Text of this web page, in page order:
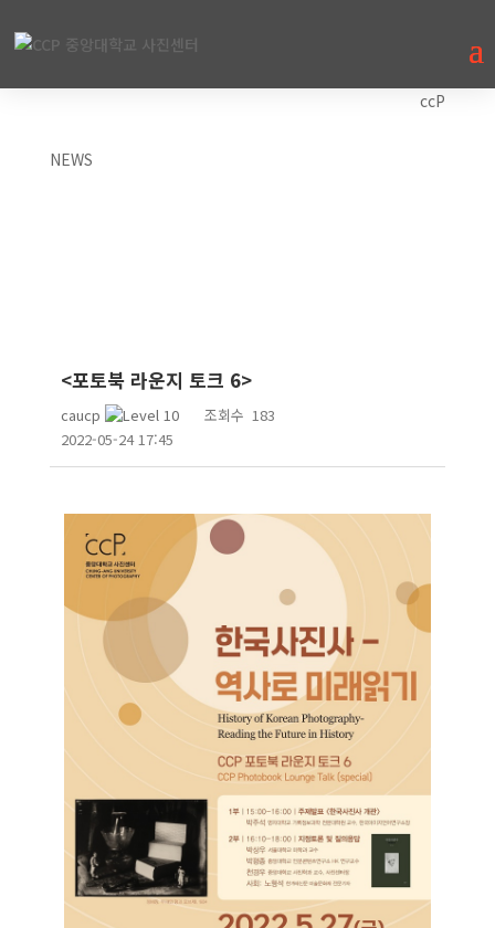
ccP
NEWS
<포토북 라운지 토크 6>
caucp 조회수 183
2022-05-24 17:45